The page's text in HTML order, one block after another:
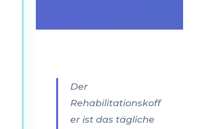
Der
Rehabilitationskoff
er ist das tägliche